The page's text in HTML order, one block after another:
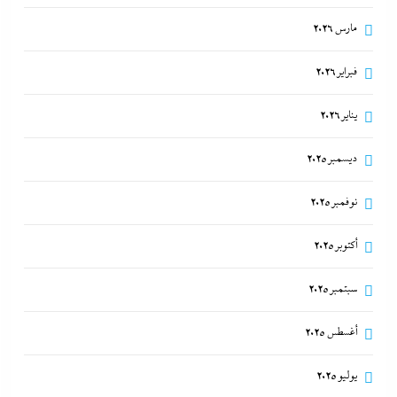
8 أغسطس، 2026
محمد شاهين يسطر من غزة: موازين الهدنة على ضوء
خارطة ميلادينوف
“دكتوراه فخرية يابانية لوزير التعليم”..تكريم مستحق أم
8 أغسطس، 2026
مارس 2026
فبراير 2026
يناير 2026
ديسمبر 2025
نوفمبر 2025
أكتوبر 2025
سبتمبر 2025
أغسطس 2025
يوليو 2025